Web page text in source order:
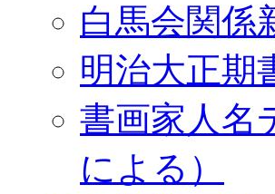
白馬会関係
明治大正期
書画家人名
による）